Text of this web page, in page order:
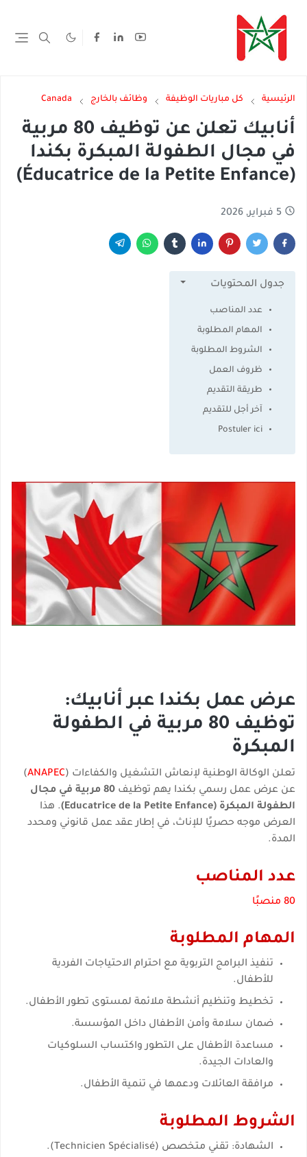
الرئيسية كل مباريات الوظيفة وظائف بالخارج Canada
أنابيك تعلن عن توظيف 80 مربية
في مجال الطفولة المبكرة بكندا
(Éducatrice de la Petite Enfance)
5 فبراير, 2026
جدول المحتويات
عدد المناصب
المهام المطلوبة
الشروط المطلوبة
ظروف العمل
طريقة التقديم
آخر أجل للتقديم
Postuler ici
عرض عمل بكندا عبر أنابيك:
توظيف 80 مربية في الطفولة
المبكرة
تعلن الوكالة الوطنية لإنعاش التشغيل والكفاءات (ANAPEC
)
عن عرض عمل رسمي بكندا يهم توظيف
80 مربية في مجال
الطفولة المبكرة (Educatrice de la Petite Enfance)
. هذا
العرض موجه حصريًا للإناث، في إطار عقد عمل قانوني ومحدد
المدة.
عدد المناصب
80 منصبًا
المهام المطلوبة
تنفيذ البرامج التربوية مع احترام الاحتياجات الفردية
للأطفال.
تخطيط وتنظيم أنشطة ملائمة لمستوى تطور الأطفال.
ضمان سلامة وأمن الأطفال داخل المؤسسة.
مساعدة الأطفال على التطور واكتساب السلوكيات
والعادات الجيدة.
مرافقة العائلات ودعمها في تنمية الأطفال.
الشروط المطلوبة
الشهادة: تقني متخصص (Technicien Spécialisé).